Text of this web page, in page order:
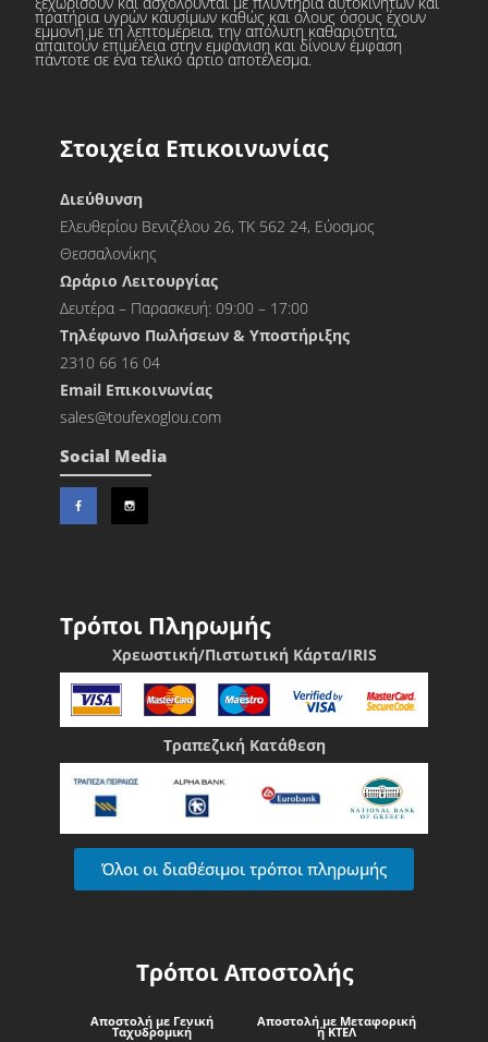
πρατήρια υγρών καυσίμων καθώς και όλους όσους έχουν
εμμονή με τη λεπτομέρεια, την απόλυτη καθαριότητα,
απαιτούν επιμέλεια στην εμφάνιση και δίνουν έμφαση
πάντοτε σε ένα τελικό άρτιο αποτέλεσμα.
Στοιχεία Επικοινωνίας
Διεύθυνση
Ελευθερίου Βενιζέλου 26, ΤΚ 562 24, Εύοσμος
Θεσσαλονίκης
Ωράριο Λειτουργίας
Δευτέρα – Παρασκευή: 09:00 – 17:00
Τηλέφωνο Πωλήσεων & Υποστήριξης
2310 66 16 04
Εmail Επικοινωνίας
sales@toufexoglou.com
Social Media
Τρόποι Πληρωμής
Χρεωστική/Πιστωτική Κάρτα/IRIS
Τραπεζική Κατάθεση
Όλοι οι διαθέσιμοι τρόποι πληρωμής
Τρόποι Αποστολής
Αποστολή με Γενική
Ταχυδρομική
Αποστολή με Μεταφορική
ή ΚΤΕΛ